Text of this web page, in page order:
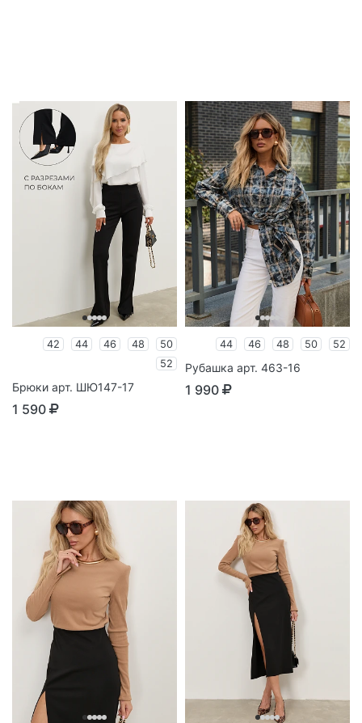
42 44 46 48
50
52
Брюки арт. ШЮ147-17
1 590
44 46 48 50 52
Рубашка арт. 463-16
1 990